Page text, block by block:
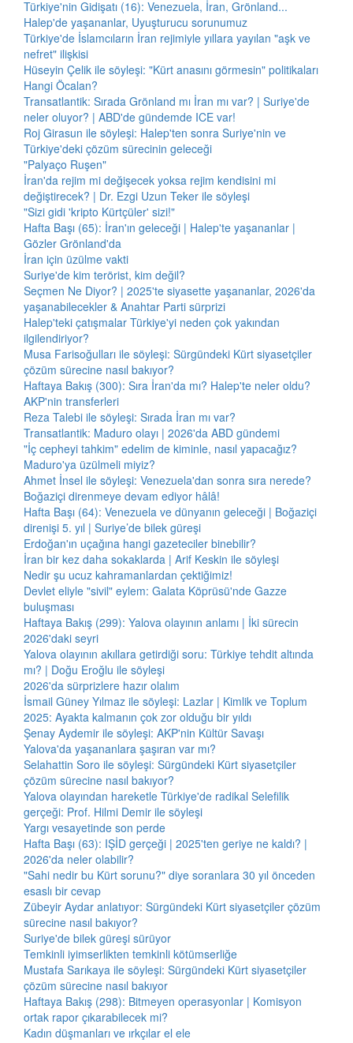
Türkiye'nin Gidişatı (16): Venezuela, İran, Grönland...
Halep'de yaşananlar, Uyuşturucu sorunumuz
Türkiye'de İslamcıların İran rejimiyle yıllara yayılan "aşk ve
nefret" ilişkisi
Hüseyin Çelik ile söyleşi: "Kürt anasını görmesin" politikaları
Hangi Öcalan?
Transatlantik: Sırada Grönland mı İran mı var? | Suriye'de
neler oluyor? | ABD'de gündemde ICE var!
Roj Girasun ile söyleşi: Halep'ten sonra Suriye'nin ve
Türkiye'deki çözüm sürecinin geleceği
"Palyaço Ruşen"
İran'da rejim mi değişecek yoksa rejim kendisini mi
değiştirecek? | Dr. Ezgi Uzun Teker ile söyleşi
"Sizi gidi 'kripto Kürtçüler' sizi!"
Hafta Başı (65): İran'ın geleceği | Halep'te yaşananlar |
Gözler Grönland'da
İran için üzülme vakti
Suriye'de kim terörist, kim değil?
Seçmen Ne Diyor? | 2025'te siyasette yaşananlar, 2026'da
yaşanabilecekler & Anahtar Parti sürprizi
Halep'teki çatışmalar Türkiye'yi neden çok yakından
ilgilendiriyor?
Musa Farisoğulları ile söyleşi: Sürgündeki Kürt siyasetçiler
çözüm sürecine nasıl bakıyor?
Haftaya Bakış (300): Sıra İran'da mı? Halep'te neler oldu?
AKP'nin transferleri
Reza Talebi ile söyleşi: Sırada İran mı var?
Transatlantik: Maduro olayı | 2026'da ABD gündemi
"İç cepheyi tahkim" edelim de kiminle, nasıl yapacağız?
Maduro'ya üzülmeli miyiz?
Ahmet İnsel ile söyleşi: Venezuela'dan sonra sıra nerede?
Boğaziçi direnmeye devam ediyor hâlâ!
Hafta Başı (64): Venezuela ve dünyanın geleceği | Boğaziçi
direnişi 5. yıl | Suriye’de bilek güreşi
Erdoğan'ın uçağına hangi gazeteciler binebilir?
İran bir kez daha sokaklarda | Arif Keskin ile söyleşi
Nedir şu ucuz kahramanlardan çektiğimiz!
Devlet eliyle "sivil" eylem: Galata Köprüsü'nde Gazze
buluşması
Haftaya Bakış (299): Yalova olayının anlamı | İki sürecin
2026'daki seyri
Yalova olayının akıllara getirdiği soru: Türkiye tehdit altında
mı? | Doğu Eroğlu ile söyleşi
2026'da sürprizlere hazır olalım
İsmail Güney Yılmaz ile söyleşi: Lazlar | Kimlik ve Toplum
2025: Ayakta kalmanın çok zor olduğu bir yıldı
Şenay Aydemir ile söyleşi: AKP'nin Kültür Savaşı
Yalova'da yaşananlara şaşıran var mı?
Selahattin Soro ile söyleşi: Sürgündeki Kürt siyasetçiler
çözüm sürecine nasıl bakıyor?
Yalova olayından hareketle Türkiye'de radikal Selefilik
gerçeği: Prof. Hilmi Demir ile söyleşi
Yargı vesayetinde son perde
Hafta Başı (63): IŞİD gerçeği | 2025'ten geriye ne kaldı? |
2026'da neler olabilir?
"Sahi nedir bu Kürt sorunu?" diye soranlara 30 yıl önceden
esaslı bir cevap
Zübeyir Aydar anlatıyor: Sürgündeki Kürt siyasetçiler çözüm
sürecine nasıl bakıyor?
Suriye'de bilek güreşi sürüyor
Temkinli iyimserlikten temkinli kötümserliğe
Mustafa Sarıkaya ile söyleşi: Sürgündeki Kürt siyasetçiler
çözüm sürecine nasıl bakıyor
Haftaya Bakış (298): Bitmeyen operasyonlar | Komisyon
ortak rapor çıkarabilecek mi?
Kadın düşmanları ve ırkçılar el ele